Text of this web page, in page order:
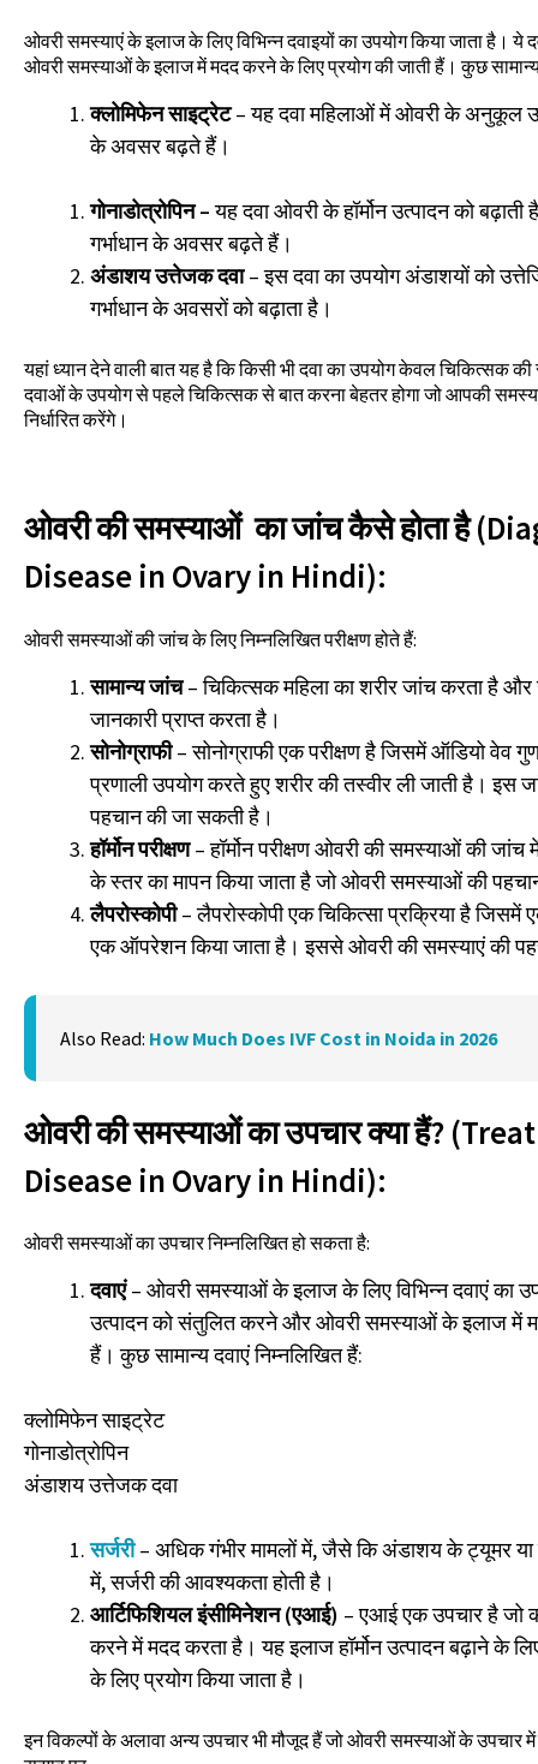
ओवरी समस्याएं के इलाज के लिए विभिन्न दवाइयों का उपयोग किया जाता है। ये
ओवरी समस्याओं के इलाज में मदद करने के लिए प्रयोग की जाती हैं। कुछ सामान्य
क्लोमिफेन साइट्रेट– यह दवा महिलाओं में ओवरी के अनुकूल
के अवसर बढ़ते हैं।
गोनाडोत्रोपिन –यह दवा ओवरी के हॉर्मोन उत्पादन को
गर्भाधान के अवसर बढ़ते हैं।
अंडाशय उत्तेजक दवा– इस दवा का उपयोग अंडाशयों को
गर्भाधान के अवसरों को बढ़ाता है।
यहां ध्यान देने वाली बात यह है कि किसी भी दवा का उपयोग केवल चिकित्सक
दवाओं के उपयोग से पहले चिकित्सक से बात करना बेहतर होगा जो आपकी
निर्धारित करेंगे।
ओवरी की समस्याओं का जांच कैसे होता है
Disease in Ovary in Hindi):
ओवरी समस्याओं की जांच के लिए निम्नलिखित परीक्षण होते हैं:
सामान्य जांच– चिकित्सक महिला का शरीर जांच करता है
जानकारी प्राप्त करता है।
सोनोग्राफी– सोनोग्राफी एक परीक्षण है जिसमें ऑडियो वेव
प्रणाली उपयोग करते हुए शरीर की तस्वीर ली जाती है।
पहचान की जा सकती है।
हॉर्मोन परीक्षण– हॉर्मोन परीक्षण ओवरी की समस्याओं की जांच
के स्तर का मापन किया जाता है जो ओवरी समस्याओं की
लैपरोस्कोपी– लैपरोस्कोपी एक चिकित्सा प्रक्रिया है जिसमें
एक ऑपरेशन किया जाता है। इससे ओवरी की समस्याएं की
Also Read: How Much Does IVF Cost in Noida in 2026
ओवरी की समस्याओं का उपचार क्या हैं?
Disease in Ovary in Hindi):
ओवरी समस्याओं का उपचार निम्नलिखित हो सकता है:
दवाएं– ओवरी समस्याओं के इलाज के लिए विभिन्न दवाएं का
उत्पादन को संतुलित करने और ओवरी समस्याओं के इलाज में
हैं। कुछ सामान्य दवाएं निम्नलिखित हैं:
क्लोमिफेन साइट्रेट
गोनाडोत्रोपिन
अंडाशय उत्तेजक दवा
सर्जरी – अधिक गंभीर मामलों में, जैसे कि अंडाशय के ट्यूमर
में, सर्जरी की आवश्यकता होती है।
आर्टिफिशियल इंसीमिनेशन (एआई) – एआई एक उपचार है जो
करने में मदद करता है। यह इलाज हॉर्मोन उत्पादन बढ़ाने के
के लिए प्रयोग किया जाता है।
इन विकल्पों के अलावा अन्य उपचार भी मौजूद हैं जो ओवरी समस्याओं के उपचार